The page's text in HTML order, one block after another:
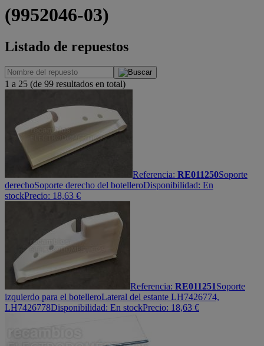
(9952046-03)
Listado de repuestos
1 a 25 (de 99 resultados en total)
Referencia: RE011250Soporte
derechoSoporte derecho del botelleroDisponibilidad: En
stockPrecio: 18,63 €
Referencia: RE011251Soporte
izquierdo para el botelleroLateral del estante LH7426774,
LH7426778Disponibilidad: En stockPrecio: 18,63 €